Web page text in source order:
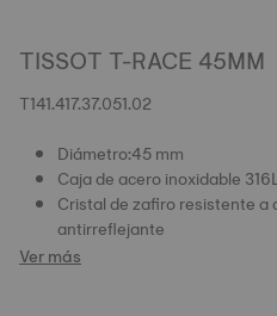
TISSOT T-RACE 45MM
T141.417.37.051.02
Diámetro:45 mm
Caja de acero inoxidable
Cristal de zafiro resistente
antirreflejante
Ver más